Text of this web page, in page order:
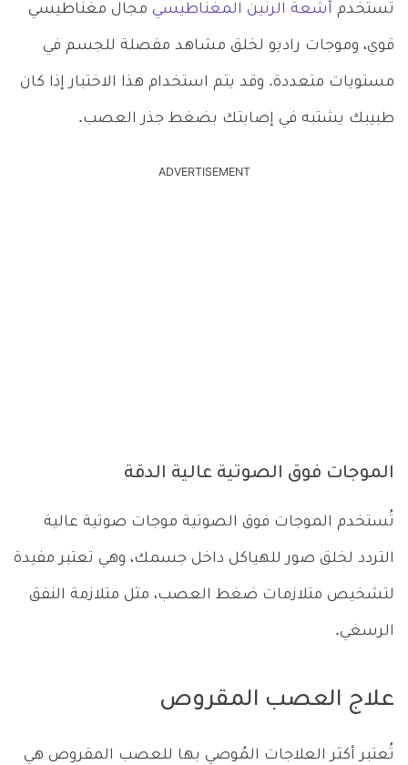
تُستخدم أشعة الرنين المغناطيسي مجال مغناطيسي
قوي، وموجات راديو لخلق مشاهد مفصلة للجسم في
مستويات متعددة. وقد يتم استخدام هذا الاختبار إذا كان
طبيبك يشتبه في إصابتك بضغط جذر العصب.
ADVERTISEMENT
الموجات فوق الصوتية عالية الدقة
تُستخدم الموجات فوق الصوتية موجات صوتية عالية
التردد لخلق صور للهياكل داخل جسمك، وهي تعتبر مفيدة
لتشخيص متلازمات ضغط العصب، مثل متلازمة النفق
الرسغي.
علاج العصب المقروص
تُعتبر أكثر العلاجات المُوصي بها للعصب المقروص هي